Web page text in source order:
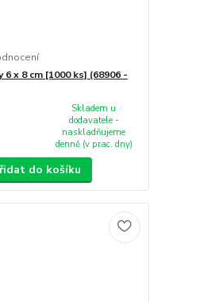
6 x 8 cm [1000 ks] (68906 -
Skladem u
dodavatele -
naskladňujeme
denně (v prac. dny)
do košíku